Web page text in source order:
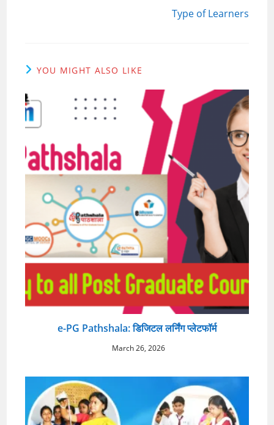
Type of Learners
YOU MIGHT ALSO LIKE
e-PG Pathshala: डिजिटल लर्निंग प्लेटफॉर्म
March 26, 2026